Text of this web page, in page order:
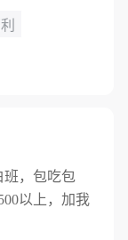
班，包吃包
以上，加我